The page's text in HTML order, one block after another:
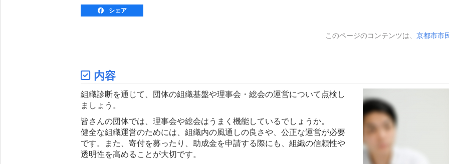
シェア
このページのコンテンツは、 京都市市
内容
組織診断を通じて、団体の組織基盤や理事会・総会の運営について点検し
ましょう。
皆さんの団体では、理事会や総会はうまく機能しているでしょうか。
健全な組織運営のためには、組織内の風通しの良さや、公正な運営が必要
です。また、寄付を募ったり、助成金を申請する際にも、組織の信頼性や
透明性を高めることが大切です。